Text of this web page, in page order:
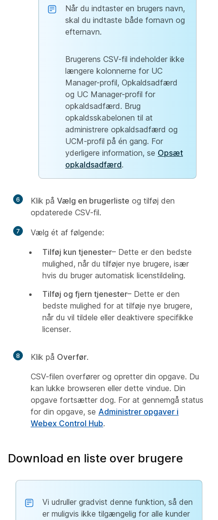
Når du indtaster en brugers navn,
skal du indtaste både fornavn og
efternavn.
Brugerens CSV-fil indeholder ikke
længere kolonnerne for UC
Manager-profil, Opkaldsadfærd
og UC Manager-profil for
opkaldsadfærd. Brug
opkaldsskabelonen til at
administrere opkaldsadfærd og
UCM-profil på én gang. For
yderligere information, se Opsæt
opkaldsadfærd.
6 Klik på Vælg en brugerliste og tilføj den
opdaterede CSV-fil.
7
Vælg ét af følgende:
Tilføj kun tjenester– Dette er den bedste
mulighed, når du tilføjer nye brugere, især
hvis du bruger automatisk licenstildeling.
Tilføj og fjern tjenester– Dette er den
bedste mulighed for at tilføje nye brugere,
når du vil tildele eller deaktivere specifikke
licenser.
8 Klik på Overfør.
CSV-filen overfører og opretter din opgave. Du
kan lukke browseren eller dette vindue. Din
opgave fortsætter dog. For at gennemgå status
for din opgave, se Administrer opgaver i
Webex Control Hub.
Download en liste over brugere
Vi udruller gradvist denne funktion, så den
er muligvis ikke tilgængelig for alle kunder